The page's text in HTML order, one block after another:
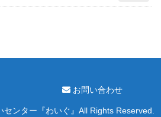
お問い合わせ
ンター『わいぐ』All Rights Reserved.